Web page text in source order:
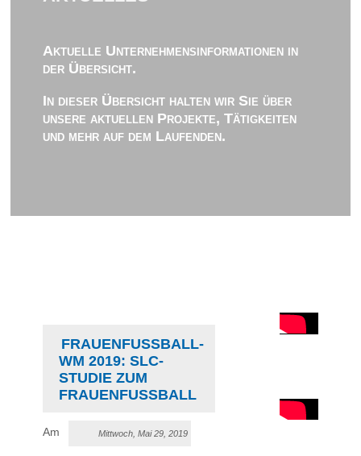
Aktuelle Unternehmensinformationen in
der Übersicht.
In dieser Übersicht halten wir Sie über
unsere aktuellen Projekte, Tätigkeiten
und mehr auf dem Laufenden.
FRAUENFUSSBALL-W
M 2019: SLC-S
TUDIE ZUM F
RAUENFUSSBALL
Mittwoch, Mai 29, 2019
Am